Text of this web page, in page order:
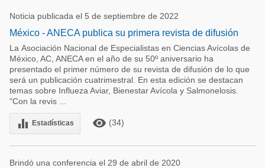
Noticia publicada el 5 de septiembre de 2022
México - ANECA publica su primera revista de difusión
La Asociación Nacional de Especialistas en Ciencias Avícolas de
México, AC, ANECA en el año de su 50º aniversario ha
presentado el primer número de su revista de difusión de lo que
será un publicación cuatrimestral. En esta edición se destacan
temas sobre Influeza Aviar, Bienestar Avícola y Salmonelosis.
"Con la revis ...
equalizer Estadísticas remove_red_eye (34)
Brindó una conferencia el 29 de abril de 2020